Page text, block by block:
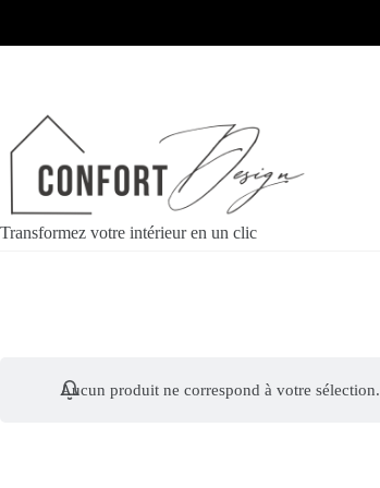
Transformez votre intérieur en un clic
Aucun produit ne correspond à votre sélection.